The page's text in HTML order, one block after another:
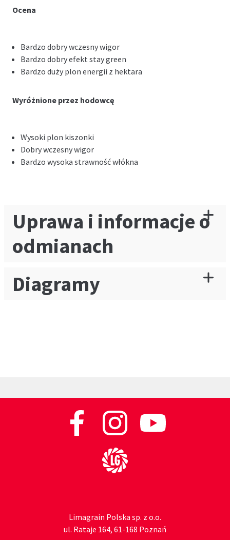
Ocena
Bardzo dobry wczesny wigor
Bardzo dobry efekt stay green
Bardzo duży plon energii z hektara
Wyróżnione przez hodowcę
Wysoki plon kiszonki
Dobry wczesny wigor
Bardzo wysoka strawność włókna
Uprawa i informacje o
odmianach
Diagramy
Limagrain Polska sp. z o.o.
ul. Rataje 164, 61-168 Poznań